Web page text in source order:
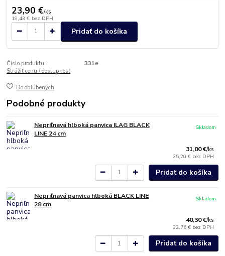
23,90 €/ks
19,43 € bez DPH
Pridať do košíka
Číslo produktu:
331e
Strážiť cenu / dostupnosť
Do obľúbených
Podobné produkty
Nepriľnavá hlboká panvica ILAG BLACK
LINE 24 cm
31,00 €/ks
25,20 € bez DPH
Skladom
Pridať do košíka
Nepriľnavá panvica hlboká BLACK LINE
28 cm
40,30 €/ks
32,76 € bez DPH
Skladom
Pridať do košíka